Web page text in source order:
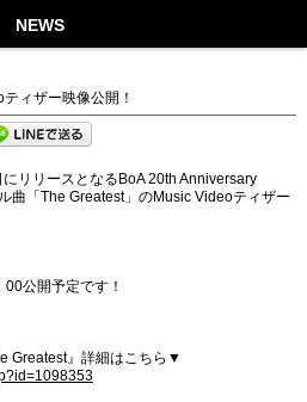
NEWS
ィザー映像公開！
リリースとなるBoA 20th Anniversary
曲「The Greatest」のMusic Videoティザー
公開予定です！
Greatest』詳細はこちら▼